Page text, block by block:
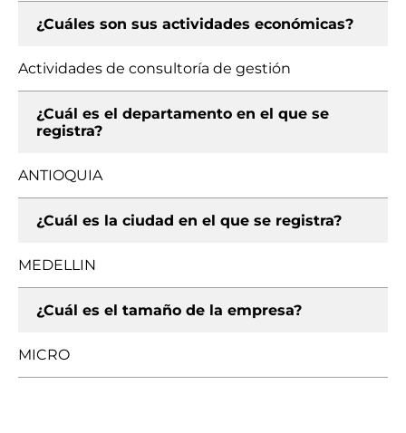
¿Cuáles son sus actividades económicas?
Actividades de consultoría de gestión
¿Cuál es el departamento en el que se
registra?
ANTIOQUIA
¿Cuál es la ciudad en el que se registra?
MEDELLIN
¿Cuál es el tamaño de la empresa?
MICRO